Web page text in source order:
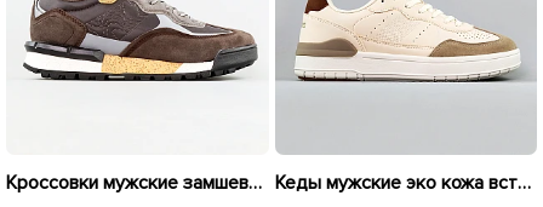
Кроссовки мужские замшевые с эко кожей 594893 Коричневый Кеды мужские эко кожа вставка замш 594887 Бежевые